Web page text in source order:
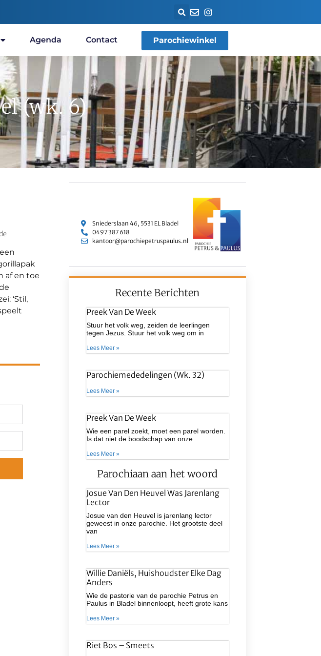
Agenda Contact Parochiewinkel
(wk. 6)
af en toe
‘Stil,
Sniederslaan 46, 5531 EL Bladel
0497 387 618
kantoor@parochiepetruspaulus.nl
Recente Berichten
Preek Van De Week
Stuur het volk weg, zeiden de leerlingen
tegen Jezus. Stuur het volk weg om in
Lees Meer »
Parochiemededelingen (wk. 32)
Lees Meer »
Preek Van De Week
Wie een parel zoekt, moet een parel worden.
Is dat niet de boodschap van onze
Lees Meer »
Parochiaan aan het woord
Josue Van Den Heuvel Was Jarenlang
Lector
Josue van den Heuvel is jarenlang lector
geweest in onze parochie. Het grootste deel
van
Lees Meer »
Willie Daniëls, Huishoudster Elke Dag
Anders
Wie de pastorie van de parochie Petrus en
Paulus in Bladel binnenloopt, heeft grote kans
Lees Meer »
Riet Bos – Smeets